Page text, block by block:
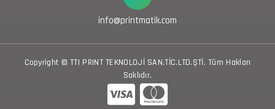
info@printmatik.com
Copyright © TTI PRINT TEKNOLOJİ SAN.TİC.LTD.ŞTİ. Tüm Hakları
Saklıdır.